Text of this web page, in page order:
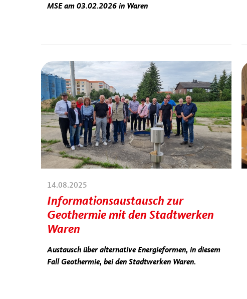
MSE am 03.02.2026 in Waren
14.08.2025
Informationsaustausch zur
Geothermie mit den Stadtwerken
Waren
Austausch über alternative Energieformen, in diesem
Fall Geothermie, bei den Stadtwerken Waren.